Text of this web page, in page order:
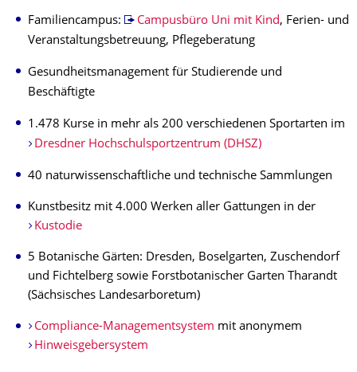
Familiencampus: Campusbüro Uni mit Kind , Ferien- und
Veranstaltungsbetreuung, Pflegeberatung
Gesundheitsmanagement für Studierende und
Beschäftigte
1.478 Kurse in mehr als 200 verschiedenen Sportarten im
Dresdner Hochschulsportzentrum (DHSZ)
40 naturwissenschaftliche und technische Sammlungen
Kunstbesitz mit 4.000 Werken aller Gattungen in der
Kustodie
5 Botanische Gärten: Dresden, Boselgarten, Zuschendorf
und Fichtelberg sowie Forstbotanischer Garten Tharandt
(Sächsisches Landesarboretum)
Compliance-Managementsystem mit anonymem
Hinweisgebersystem